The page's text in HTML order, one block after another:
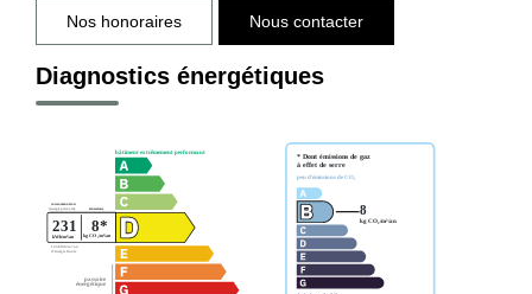
Nos honoraires Nous contacter
Diagnostics énergétiques